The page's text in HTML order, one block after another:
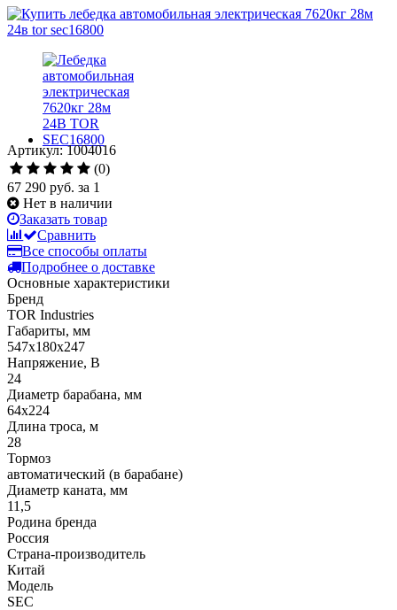
Артикул: 1004016
(0)
67 290 руб. за 1
Нет в наличии
Заказать товар
Сравнить
Все способы оплаты
Подробнее о доставке
Основные характеристики
Бренд
TOR Industries
Габариты, мм
547х180х247
Напряжение, В
24
Диаметр барабана, мм
64х224
Длина троса, м
28
Тормоз
автоматический (в барабане)
Диаметр каната, мм
11,5
Родина бренда
Россия
Страна-производитель
Китай
Модель
SEC